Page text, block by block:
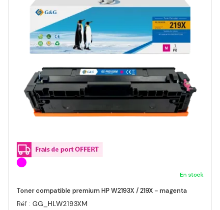
En stock
Toner compatible premium HP W2193X / 219X - magenta
Réf : GG_HLW2193XM